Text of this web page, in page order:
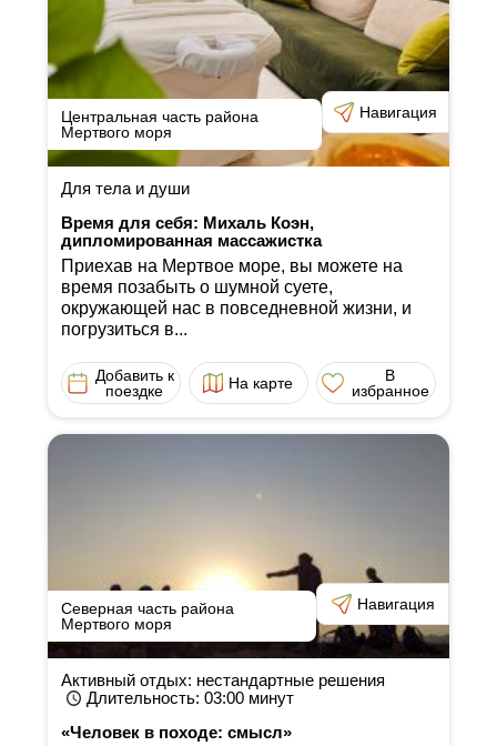
Центральная часть района
Мертвого моря
Навигация
Для тела и души
Время для себя: Михаль Коэн,
дипломированная массажистка
Приехав на Мертвое море, вы можете на
время позабыть о шумной суете,
окружающей нас в повседневной жизни, и
погрузиться в...
Добавить к
поездке
На карте
В
избранное
Северная часть района
Мертвого моря
Навигация
Активный отдых: нестандартные решения
Длительность: 03:00 минут
«Человек в походе: смысл»